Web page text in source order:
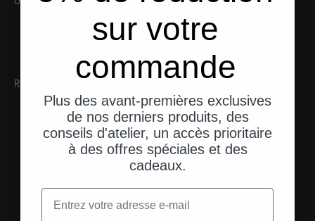
RECOMMANDATIONS
sur votre
commande
Plus des avant-premières exclusives
de nos derniers produits, des
conseils d'atelier, un accès prioritaire
à des offres spéciales et des
cadeaux.
Email